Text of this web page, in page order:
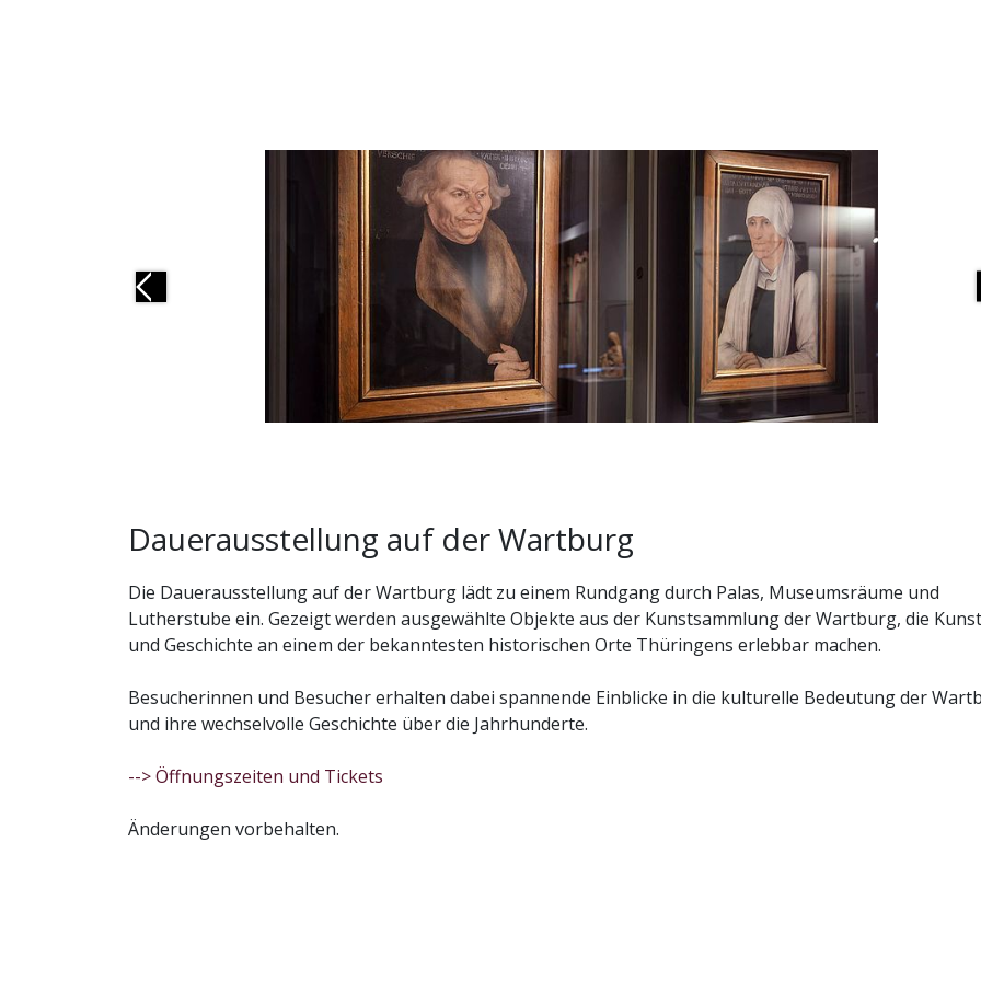
Previous
Dauerausstellung auf der Wartburg
Die Dauerausstellung auf der Wartburg lädt zu einem Rundgang durch Palas, Museumsräume und
Lutherstube ein. Gezeigt werden ausgewählte Objekte aus der Kunstsammlung der Wartburg, die Kunst
und Geschichte an einem der bekanntesten historischen Orte Thüringens erlebbar machen.
Besucherinnen und Besucher erhalten dabei spannende Einblicke in die kulturelle Bedeutung der
und ihre wechselvolle Geschichte über die Jahrhunderte.
--> Öffnungszeiten und Tickets
Änderungen vorbehalten.